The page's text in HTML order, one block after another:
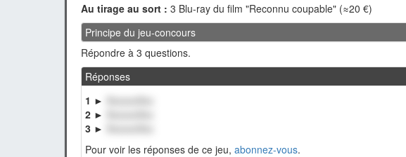
Au tirage au sort : 3 Blu-ray du film "Reconnu coupable" (≈20 €)
Principe du jeu-concours
Répondre à 3 questions.
Réponses
1 ►
XxxxxxXxx
2 ►
3 ►
Pour voir les réponses de ce jeu, abonnez-vous.